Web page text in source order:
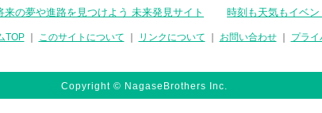
来の夢や進路を見つけよう 未来発見サイト 時刻も天気もイベ
TOP｜ このサイトについて リンクについて お問い合わせ｜ プラ
Copyright © NagaseBrothers Inc.